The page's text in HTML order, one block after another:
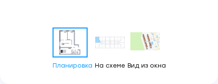
Планировка На схеме Вид из окна